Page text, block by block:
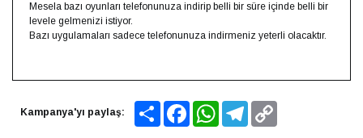
Mesela bazı oyunları telefonunuza indirip belli bir süre içinde belli bir
levele gelmenizi istiyor.
Bazı uygulamaları sadece telefonunuza indirmeniz yeterli olacaktır.
Kampanya'yı paylaş: Share FacebookWhatsAppTelegram